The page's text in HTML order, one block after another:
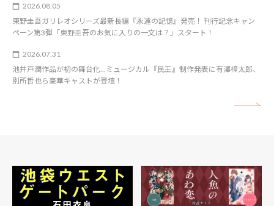
2026.08.05
東野圭吾ガリレオシリーズ最新長編『永遠の記憶』発売！ 刊行記念キャン
ペーン第3弾「東野圭吾のお気に入りの一文は？」スタート！
2026.07.31
池井戸潤作品が初の舞台化…ミュージカル『民王』制作発表に有澤樟太郎、
別所哲也ら豪華キャストが登壇！